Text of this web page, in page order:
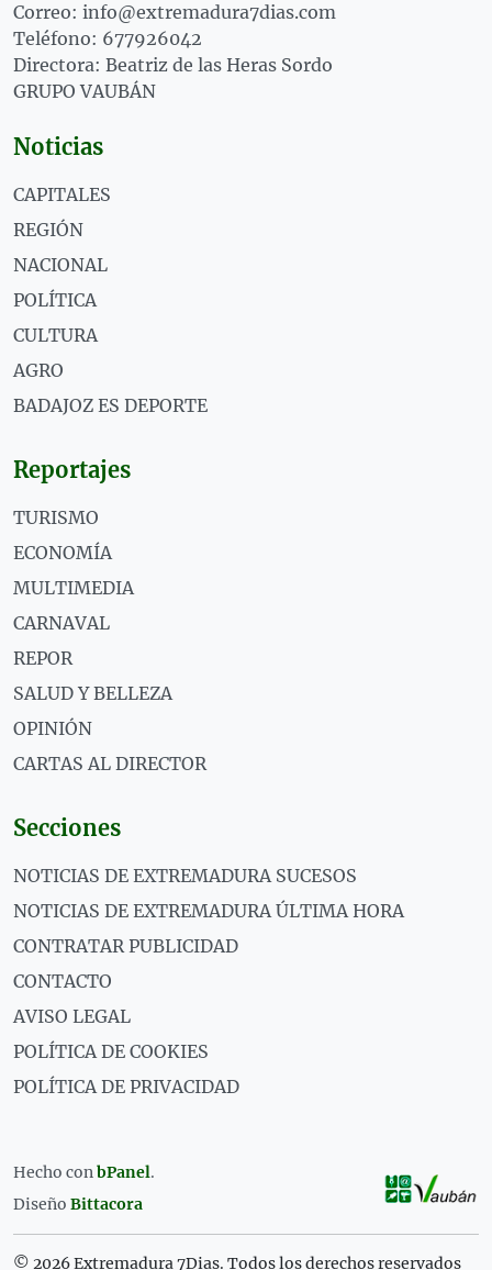
Correo: info@extremadura7dias.com
Teléfono: 677926042
Directora: Beatriz de las Heras Sordo
GRUPO VAUBÁN
Noticias
CAPITALES
REGIÓN
NACIONAL
POLÍTICA
CULTURA
AGRO
BADAJOZ ES DEPORTE
Reportajes
TURISMO
ECONOMÍA
MULTIMEDIA
CARNAVAL
REPOR
SALUD Y BELLEZA
OPINIÓN
CARTAS AL DIRECTOR
Secciones
NOTICIAS DE EXTREMADURA SUCESOS
NOTICIAS DE EXTREMADURA ÚLTIMA HORA
CONTRATAR PUBLICIDAD
CONTACTO
AVISO LEGAL
POLÍTICA DE COOKIES
POLÍTICA DE PRIVACIDAD
Hecho con bPanel.
Diseño Bittacora
© 2026 Extremadura 7Dias. Todos los derechos reservados